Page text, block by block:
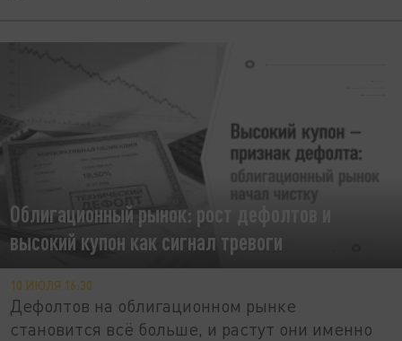
Облигационный рынок: рост дефолтов и
высокий купон как сигнал тревоги
10 ИЮЛЯ 16:30
Дефолтов на облигационном рынке
становится всё больше, и растут они именно